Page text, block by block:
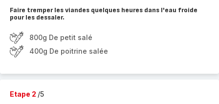
Faire tremper les viandes quelques heures dans l'eau froide
pour les dessaler.
800g De petit salé
400g De poitrine salée
Etape 2 /5